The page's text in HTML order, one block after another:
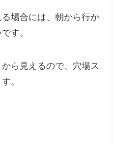
場合には、朝から行か
す。
ら見えるので、穴場ス
。